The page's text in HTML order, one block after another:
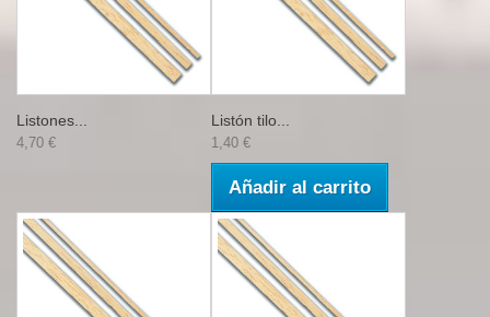
Listones...
4,70 €
Listón tilo...
1,40 €
Añadir al carrito